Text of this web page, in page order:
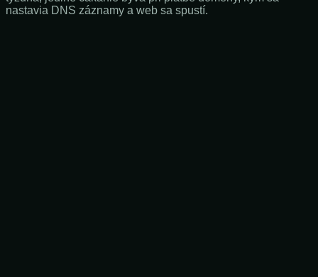
nastavia DNS záznamy a web sa spustí.